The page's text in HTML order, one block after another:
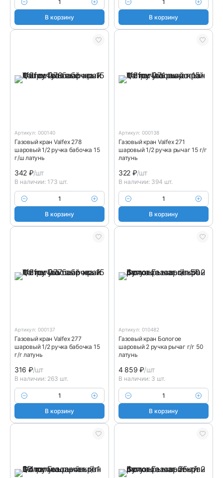
В корзину В корзину
Артикул: 000140
Газовый кран Valfex 278
шаровый 1/2 ручка бабочка 15
г/ш латунь
342 ₽/шт
В наличии: 173 шт.
В корзину
Артикул: 000138
Газовый кран Valfex 271
шаровый 1/2 ручка рычаг 15 г/г
латунь
322 ₽/шт
В наличии: 394 шт.
В корзину
Артикул: 000137
Газовый кран Valfex 277
шаровый 1/2 ручка бабочка 15
г/г латунь
316 ₽/шт
В наличии: 263 шт.
В корзину
Артикул: 010482
Газовый кран Бологое
шаровый 2 ручка рычаг г/г 50
латунь
4 859₽/шт
В наличии: 3 шт.
В корзину